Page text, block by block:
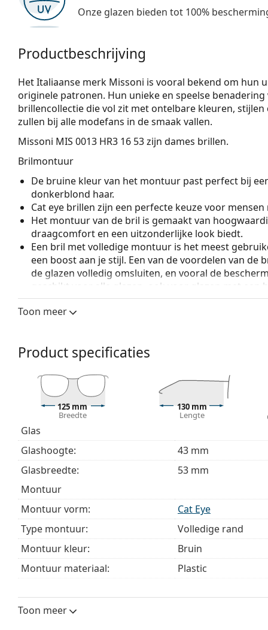
Onze glazen bieden tot 100%
Productbeschrijving
Het Italiaanse merk Missoni is vooral bekend om hun
originele patronen. Hun unieke en speelse
brillencollectie die vol zit met ontelbare kleuren,
zullen bij alle modefans in de smaak vallen.
Missoni MIS 0013 HR3 16 53zijn dames brillen.
Brilmontuur
De bruine kleur van het montuur past perfect bij
donkerblond haar.
Cat eye brillen zijn een perfecte keuze voor
Het montuur van de bril is gemaakt van
draagcomfort en een uitzonderlijke look biedt.
Een bril met volledige montuur is het meest
een boost aan je stijl. Een van de voordelen van
de glazen volledig omsluiten, en vooral de
geschikt voor alle glazen, ook voor glazen met een
Accessoires
modellen worden geleverd met een stoffen zakje in
Bekijk het volledige assortiment
voor meer
bij het kiezen.
Het is een medisch hulpmiddel. Lees de instructies
Toon meer
Product specificaties
125 mm
Breedte
130 mm
Lengte
Glas
Glashoogte:
43 mm
Glasbreedte:
53 mm
montuur
Montuur vorm:
Cat Eye
Type montuur:
Volledige rand
Montuur kleur:
Bruin
Montuur materiaal:
Plastic
Breedte:
Toon meer